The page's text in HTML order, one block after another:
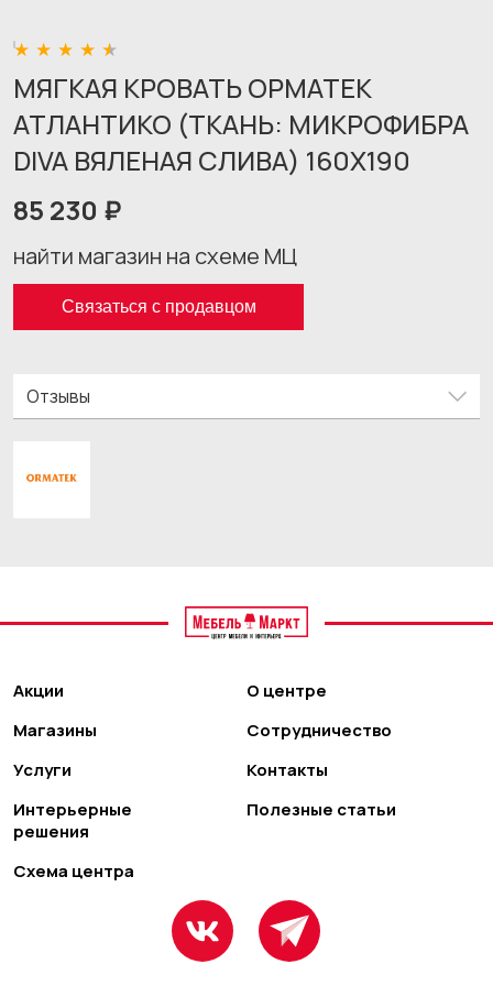
МЯГКАЯ КРОВАТЬ ОРМАТЕК
АТЛАНТИКО (ТКАНЬ: МИКРОФИБРА
DIVA ВЯЛЕНАЯ CЛИВА) 160X190
85 230 ₽
найти магазин на схеме МЦ
Связаться с продавцом
Отзывы
Акции
Магазины
Услуги
Интерьерные
решения
Схема центра
О центре
Сотрудничество
Контакты
Полезные статьи